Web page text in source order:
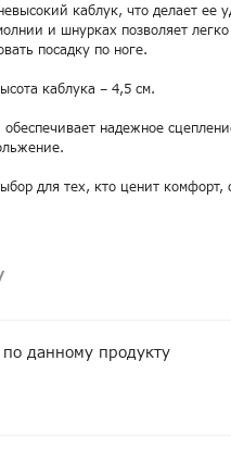
каблук, что делает ее
и шнурках позволяет
посадку по ноге.
каблука – 4,5 см.
надежное
для тех, кто ценит комфорт,
данному продукту